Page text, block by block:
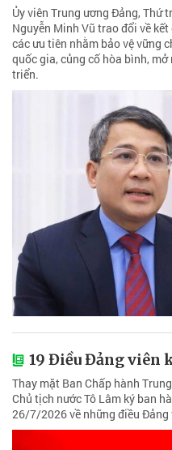
Ủy viên Trung ương Đảng, Thứ
Nguyễn Minh Vũ trao đổi về
các ưu tiên nhằm bảo vệ vững
quốc gia, củng cố hòa bình,
triển.
19 Điều Đảng viên
Thay mặt Ban Chấp hành
Chủ tịch nước Tô Lâm ký ban
26/7/2026 về những điều Đảng